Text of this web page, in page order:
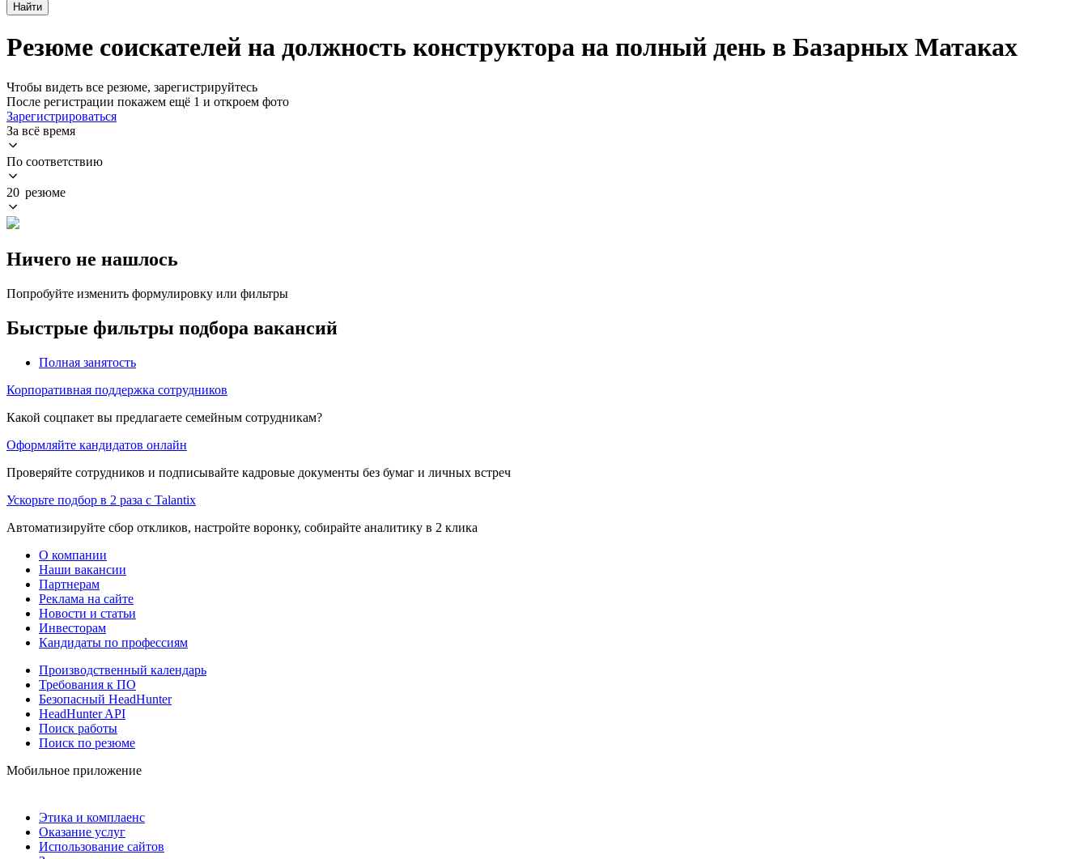
Найти
Резюме соискателей на должность конструктора на полный день в Базарных Матаках
Чтобы видеть все резюме, зарегистрируйтесь
После регистрации покажем ещё 1 и откроем фото
Зарегистрироваться
За всё время
По соответствию
20 резюме
Ничего не нашлось
Попробуйте изменить формулировку или фильтры
Быстрые фильтры подбора вакансий
Полная занятость
Корпоративная поддержка сотрудников
Какой соцпакет вы предлагаете семейным сотрудникам?
Оформляйте кандидатов онлайн
Проверяйте сотрудников и подписывайте кадровые документы без бумаг и личных встреч
Ускорьте подбор в 2 раза с Talantix
Автоматизируйте сбор откликов, настройте воронку, собирайте аналитику в 2 клика
О компании
Наши вакансии
Партнерам
Реклама на сайте
Новости и статьи
Инвесторам
Кандидаты по профессиям
Производственный календарь
Требования к ПО
Безопасный HeadHunter
HeadHunter API
Поиск работы
Поиск по резюме
Мобильное приложение
Этика и комплаенс
Оказание услуг
Использование сайтов